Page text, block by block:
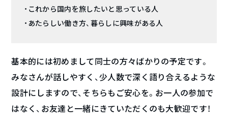
・これから国内を旅したいと思っている人
・あたらしい働き方、暮らしに興味がある人
基本的には初めまして同士の方々ばかりの予定です。
みなさんが話しやすく、少人数で深く語り合えるような
設計にしますので、そちらもご安心を。お一人の参加で
はなく、お友達と一緒にきていただくのも大歓迎です！